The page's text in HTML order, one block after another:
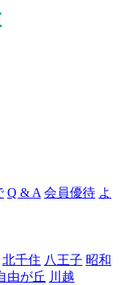
ャ
千
Q & A 会員優待 よ
北千住 八王子 昭和
由が丘 川越